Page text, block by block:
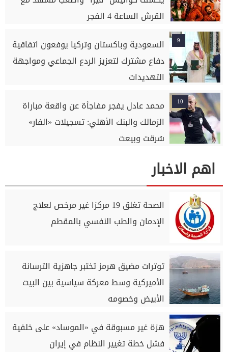
القرش الساعة 4 الفجر
9
السعودية وباكستان وتركيا يوفعون اتفاقية
دفاع مشترك لتعزيز الردع الجماعي ومواجهة
التهديدات
10
محمد عادل يفجر مفاجأة عن واقعة مباراة
الزمالك والبنك الأهلي: تسجيلات «الفار»
سُرقت وبيعت
اهم الاخبار
الصحة تغلق 19 مركزا غير مرخص لعلاج
الإدمان والطب النفسي بالمقطم
توترات مضيق هرمز تختبر جاهزية الترسانة
الأميركية وسط معركة سياسية بين البيت
الأبيض وخصومه
هزة غير مسبوقة في «الموساد» على خلفية
فشل خطة تغيير النظام في إيران